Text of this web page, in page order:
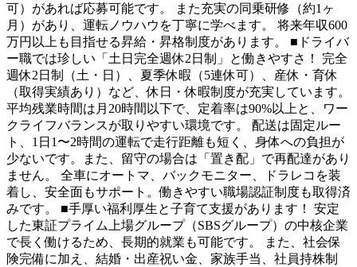
可）があれば応募可能です。 また充実の同乗研修（約1ヶ
月）があり、運転ノウハウを丁寧に学べます。 将来年収600
万円以上も目指せる昇給・昇格制度があります。 ■ドライバ
ー職では珍しい「土日完全週休2日制」と働きやすさ！ 完全
週休2日制（土・日）、夏季休暇（5連休可）、産休・育休
（取得実績あり）など、休日・休暇制度が充実しています。
平均残業時間は月20時間以下で、定着率は90%以上と、ワー
クライフバランスが取りやすい環境です。 配送は固定ルー
ト、1日1〜2時間の運転で走行距離も短く、身体への負担が
少ないです。また、留守の場合は「置き配」で再配達があり
ません。 全車にオートマ、バックモニター、ドラレコを装
着し、安全面もサポート。働きやすい職場認証制度も取得済
みです。 ■手厚い福利厚生と子育て支援があります！ 安定
した東証プライム上場グループ（SBSグループ）の中核企業
で長く働けるため、長期的就業も可能です。 また、社会保
険完備に加え、結婚・出産祝い金、家族手当、社員持株制